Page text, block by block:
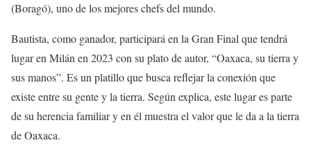
(Boragó), uno de los mejores chefs del mundo.
Bautista, como ganador, participará en la Gran Final que tendrá
lugar en Milán en 2023 con su plato de autor, “Oaxaca, su tierra y
sus manos”. Es un platillo que busca reflejar la conexión que
existe entre su gente y la tierra. Según explica, este lugar es parte
de su herencia familiar y en él muestra el valor que le da a la tierra
de Oaxaca.